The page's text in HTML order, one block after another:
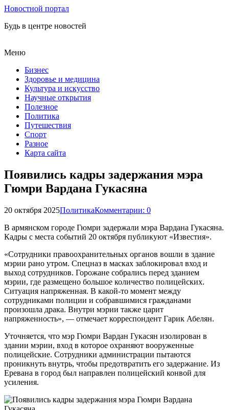
Новостной портал
Будь в центре новостей
Меню
Бизнес
Здоровье и медицина
Культура и искусство
Научные открытия
Полезное
Политика
Путешествия
Спорт
Разное
Карта сайта
Появились кадры задержания мэра
Гюмри Вардана Гукасяна
20 октября 2025ПолитикаКомментарии: 0
В армянском городе Гюмри задержали мэра Вардана Гукасяна.
Кадры с места событий 20 октября публикуют «Известия».
«Сотрудники правоохранительных органов вошли в здание
мэрии рано утром. Спецназ в масках заблокировал вход и
выход сотрудников. Горожане собрались перед зданием
мэрии, где размещено большое количество полицейских.
Ситуация напряженная. В какой-то момент между
сотрудниками полиции и собравшимися гражданами
произошла драка. Внутри мэрии также царит
напряженность», — отмечает корреспондент Гарик Абелян.
Уточняется, что мэр Гюмри Вардан Гукасян изолирован в
здании мэрии, вход в которое охраняют вооруженные
полицейские. Сотрудники администрации пытаются
проникнуть внутрь, чтобы предотвратить его задержание. Из
Еревана в город был направлен полицейский конвой для
усиления.